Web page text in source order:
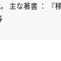
主な著書 ： 『